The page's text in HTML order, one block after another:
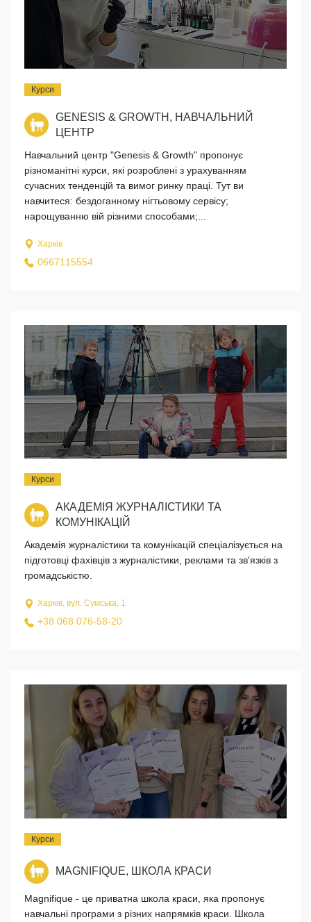
Курси
GENESIS & GROWTH, НАВЧАЛЬНИЙ
ЦЕНТР
Навчальний центр "Genesis & Growth" пропонує
різноманітні курси, які розроблені з урахуванням
сучасних тенденцій та вимог ринку праці. Тут ви
навчитеся: бездоганному нігтьовому сервісу;
нарощуванню вій різними способами;...
Харків
0667115554
Курси
АКАДЕМІЯ ЖУРНАЛІСТИКИ ТА
КОМУНІКАЦІЙ
Академія журналістики та комунікацій спеціалізується на
підготовці фахівців з журналістики, реклами та зв'язків з
громадськістю.
Харків, вул. Сумська, 1
+38 068 076-58-20
Курси
MAGNIFIQUE, ШКОЛА КРАСИ
Magnifique - це приватна школа краси, яка пропонує
навчальні програми з різних напрямків краси. Школа